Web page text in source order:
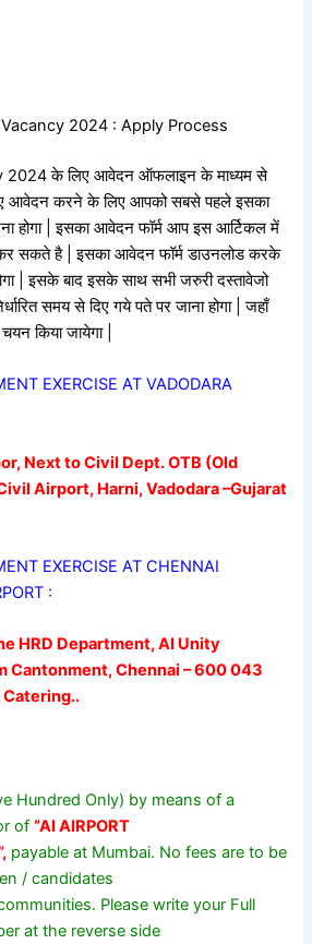
2024 : Apply Process
के लिए आवेदन ऑफलाइन के माध्यम से
आवेदन करने के लिए आपको सबसे पहले इसका
होगा | इसका आवेदन फॉर्म आप इस आर्टिकल में
सकते है | इसका आवेदन फॉर्म डाउनलोड करके
| इसके बाद इसके साथ सभी जरुरी दस्तावेजो
समय से दिए गये पते पर जाना होगा | जहाँ
किया जायेगा |
EXERCISE AT VADODARA
Next to Civil Dept. OTB (Old
Airport, Harni, Vadodara –Gujarat
EXERCISE AT CHENNAI
:
HRD Department, AI Unity
Cantonment, Chennai – 600 043
Catering..
Hundred Only) by means of a
of“AI AIRPORT
payable at Mumbai. No fees are to be
/ candidates
Please write your Full
at the reverse side